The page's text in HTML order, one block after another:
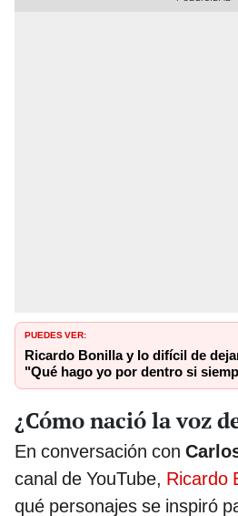
PUEDES VER:
Ricardo Bonilla y lo difícil de
"Qué hago yo por dentro si
¿Cómo nació la voz
En conversación con
canal de YouTube, Ricardo
qué personajes se inspiró